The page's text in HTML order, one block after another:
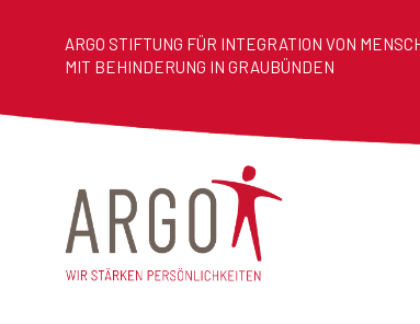
ARGO STIFTUNG FÜR INTEGRATION VON
MIT BEHINDERUNG IN GRAUBÜNDEN